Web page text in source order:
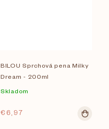
BILOU Sprchová pena Milky
Dream - 200ml
Skladom
€6,97